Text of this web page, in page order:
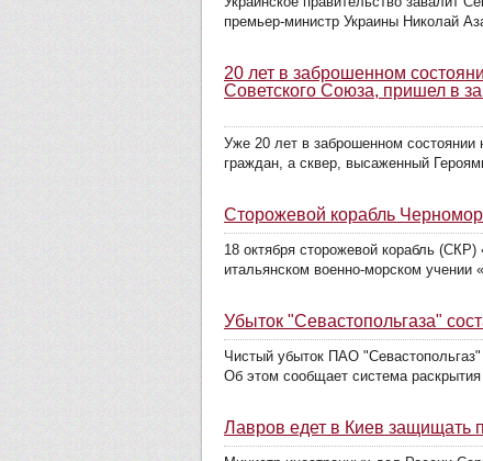
премьер-министр Украины Николай
20 лет в заброшенном
Советского Союза, пришел в
Уже 20 лет в заброшенном
граждан, а сквер, высаженный
Сторожевой корабль
18 октября сторожевой корабль
итальянском военно-морском учении
Убыток "Севастопольгаза"
Чистый убыток ПАО "Севастопольгаз"
Об этом сообщает система
Лавров едет в Киев защищать